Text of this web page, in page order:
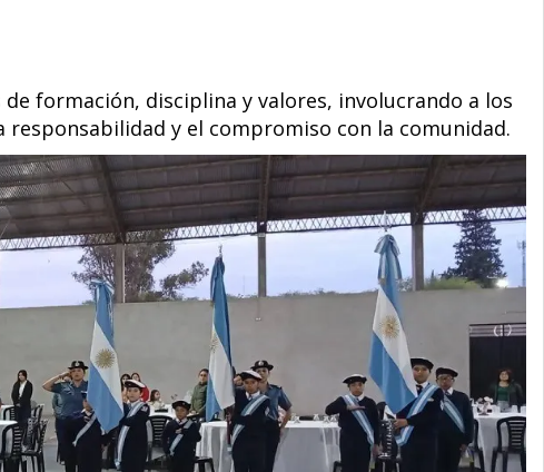
formación, disciplina y valores, involucrando a los
y el compromiso con la comunidad.